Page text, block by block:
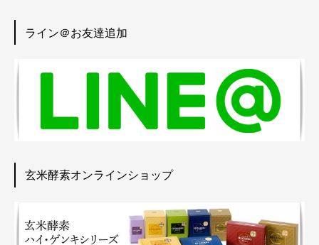
ライン＠お友達追加
玄米酵素オンラインショップ